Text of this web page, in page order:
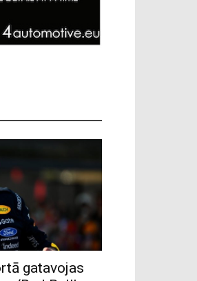
gatavojas